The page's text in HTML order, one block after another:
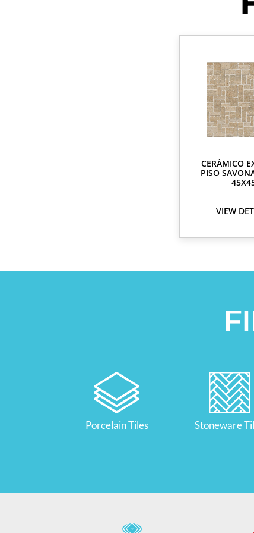
CERÁMICO
PISO
VIEW
Porcelain Tiles Stoneware